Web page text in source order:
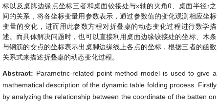
标以及桌脚边缘点坐标三者和桌面铰接处与x轴的夹角θ、桌面半径r之
间的关系，将各坐标变量用参数表示，通过参数值的变化观测相应坐标
变量的变化，进而用此参数方程对折叠桌的动态变化过程进行数学描
述。而具体解决问题时，也可以直接利用桌面边缘铰接处的坐标、木条
与钢筋的交点的坐标表示出桌脚边缘线上各点的坐标，根据三者的函数
关系式来描述折叠桌的动态变化过程。
Abstract: Parametric-related point method model is used to give a
mathematical description of the dynamic table folding process. Firstly
by analyzing the relationship between the coordinate of the batten on